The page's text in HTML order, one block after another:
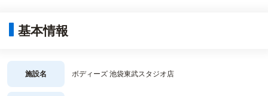
基本情報
施設名 ボディーズ 池袋東武スタジオ店